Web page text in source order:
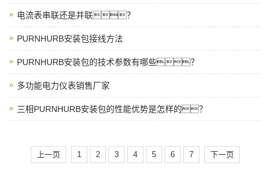
电流表串联还是并联？
PURNHURB安装包接线方法
PURNHURB安装包的技术参数有哪些？
多功能电力仪表销售厂家
三相PURNHURB安装包的性能优势是怎样的？
上一页 1 2 3 4 5 6 7 下一页